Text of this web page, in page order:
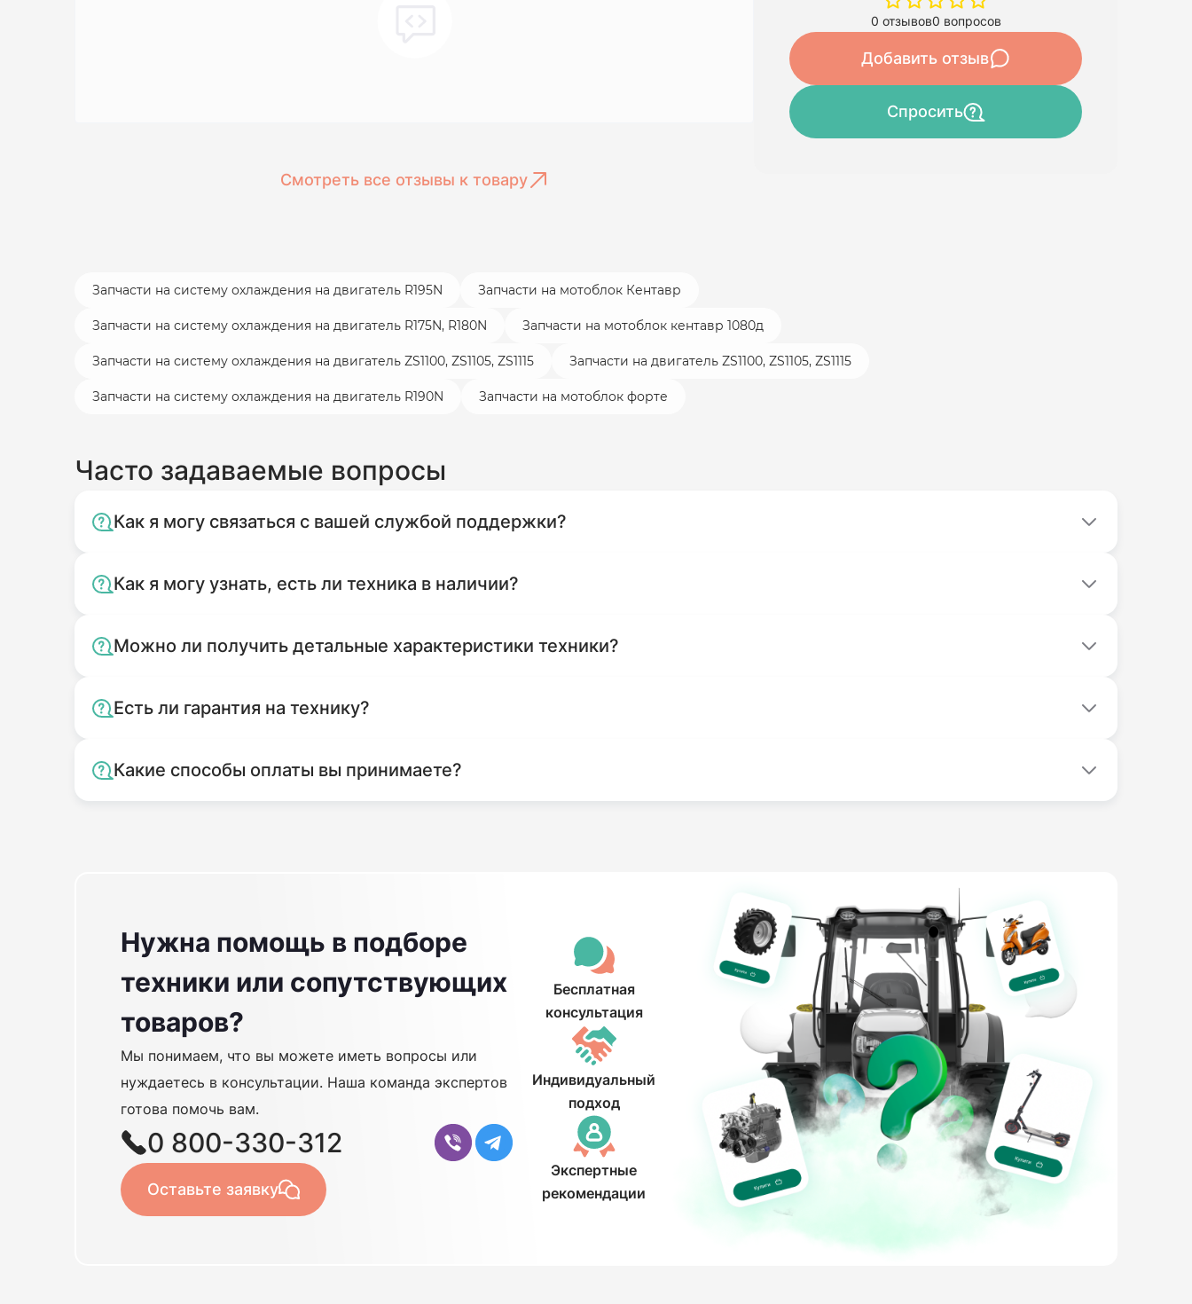
Смотреть все отзывы к товару
0 отзывов0 вопросов
Добавить отзыв
Спросить
Запчасти на систему охлаждения на двигатель R195N Запчасти на мотоблок Кентавр
Запчасти на систему охлаждения на двигатель R175N, R180N Запчасти на мотоблок кентавр 1080д
Запчасти на систему охлаждения на двигатель ZS1100, ZS1105, ZS1115 Запчасти на двигатель ZS1100, ZS1105, ZS1115
Запчасти на систему охлаждения на двигатель R190N Запчасти на мотоблок форте
Часто задаваемые вопросы
Как я могу связаться с вашей службой поддержки?
Как я могу узнать, есть ли техника в наличии?
Можно ли получить детальные характеристики техники?
Есть ли гарантия на технику?
Какие способы оплаты вы принимаете?
Нужна помощь в подборе
техники или сопутствующих
товаров?
Мы понимаем, что вы можете иметь вопросы или
нуждаетесь в консультации. Наша команда экспертов
готова помочь вам.
0 800-330-312
Оставьте заявку
Бесплатная
консультация
Индивидуальный
подход
Экспертные
рекомендации